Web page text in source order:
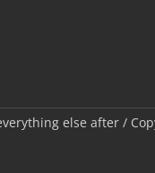
else after /